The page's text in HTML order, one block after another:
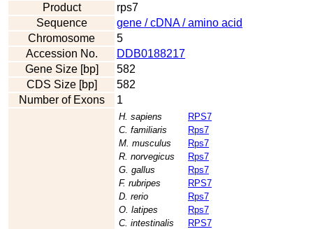
Product
rps7
Sequence
gene / cDNA / amino acid
Chromosome
5
Accession No.
DDB0188217
Gene Size [bp]
582
CDS Size [bp]
582
Number of Exons
1
H. sapiens
RPS7
C. familiaris
Rps7
M. musculus
Rps7
R. norvegicus
Rps7
G. gallus
Rps7
F. rubripes
RPS7
D. rerio
Rps7
O. latipes
Rps7
C. intestinalis
RPS7